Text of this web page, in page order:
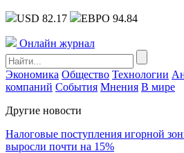
USD 82.17 ЕВРО 94.84
Онлайн журнал
Экономика Общество Технологии
компаний События Мнения В мире
Другие новости
Налоговые поступления игорной
выросли почти на 15%